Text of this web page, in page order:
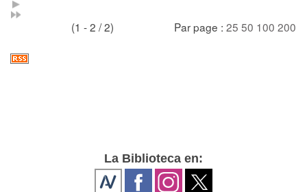
(1 - 2 / 2) Par page : 25 50 100 200
La Biblioteca en: